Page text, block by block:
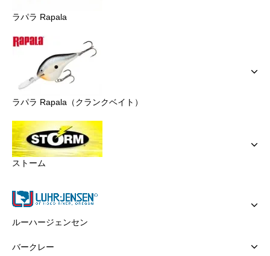
ラパラ Rapala
ラパラ Rapala（クランクベイト）
ストーム
ルーハージェンセン
バークレー